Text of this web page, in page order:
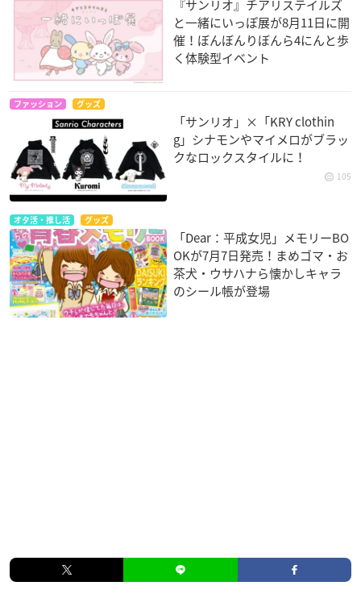
『サンリオ』チアリステイルズ
と一緒にいっぽ展が8月11日に開
催！ぼんぼんりぼんら4にんと歩
く体験型イベント
ファッション グッズ
「サンリオ」×「KRY clothin
g」シナモンやマイメロがブラッ
クなロックスタイルに！
105
オタ活・推し活 グッズ
「Dear：平成女児」メモリーBO
OKが7月7日発売！まめゴマ・お
茶犬・ウサハナら懐かしキャラ
のシール帳が登場